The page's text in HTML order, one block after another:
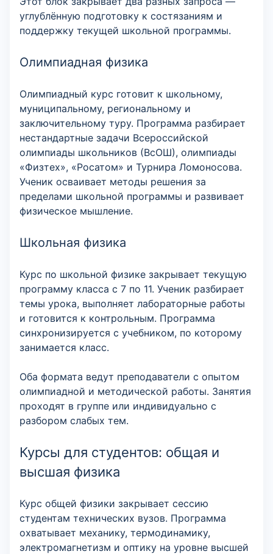
углублённую подготовку к состязаниям и
поддержку текущей школьной программы.
Олимпиадная физика
Олимпиадный курс готовит к школьному,
муниципальному, региональному и
заключительному туру. Программа разбирает
нестандартные задачи Всероссийской
олимпиады школьников (ВсОШ), олимпиады
«Физтех», «Росатом» и Турнира Ломоносова.
Ученик осваивает методы решения за
пределами школьной программы и развивает
физическое мышление.
Школьная физика
Курс по школьной физике закрывает текущую
программу класса с 7 по 11. Ученик разбирает
темы урока, выполняет лабораторные работы
и готовится к контрольным. Программа
синхронизируется с учебником, по которому
занимается класс.
Оба формата ведут преподаватели с опытом
олимпиадной и методической работы. Занятия
проходят в группе или индивидуально с
разбором слабых тем.
Курсы для студентов: общая и
высшая физика
Курс общей физики закрывает сессию
студентам технических вузов. Программа
охватывает механику, термодинамику,
электромагнетизм и оптику на уровне высшей